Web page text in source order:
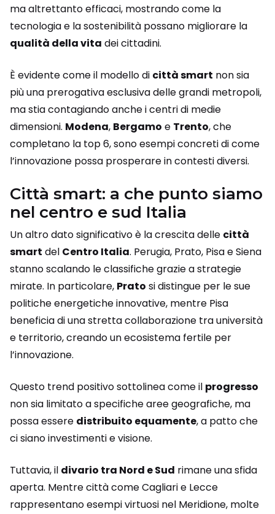
ma altrettanto efficaci, mostrando come la
tecnologia e la sostenibilità possano migliorare la
qualità della vita dei cittadini.
È evidente come il modello di città smart non sia
più una prerogativa esclusiva delle grandi metropoli,
ma stia contagiando anche i centri di medie
dimensioni. Modena, Bergamo e Trento, che
completano la top 6, sono esempi concreti di come
l’innovazione possa prosperare in contesti diversi.
Città smart: a che punto siamo
nel centro e sud Italia
Un altro dato significativo è la crescita delle città
smart del Centro Italia. Perugia, Prato, Pisa e Siena
stanno scalando le classifiche grazie a strategie
mirate. In particolare, Prato si distingue per le sue
politiche energetiche innovative, mentre Pisa
beneficia di una stretta collaborazione tra università
e territorio, creando un ecosistema fertile per
l’innovazione.
Questo trend positivo sottolinea come il progresso
non sia limitato a specifiche aree geografiche, ma
possa essere distribuito equamente, a patto che
ci siano investimenti e visione.
Tuttavia, il divario tra Nord e Sud rimane una sfida
aperta. Mentre città come Cagliari e Lecce
rappresentano esempi virtuosi nel Meridione, molte